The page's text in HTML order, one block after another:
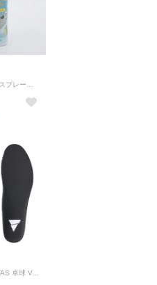
ヴィクタス VICTAS 卓球 V-IS517 502503【返品不可商品】 （1000 ブラック）